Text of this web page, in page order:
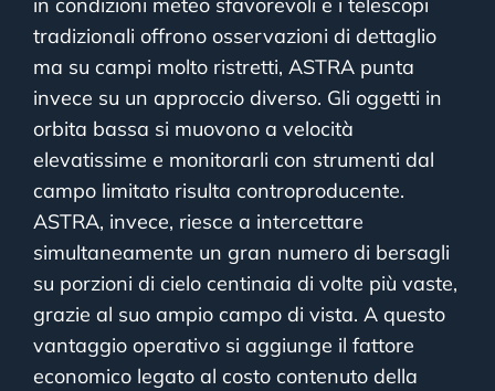
in condizioni meteo sfavorevoli e i telescopi
tradizionali offrono osservazioni di dettaglio
ma su campi molto ristretti, ASTRA punta
invece su un approccio diverso. Gli oggetti in
orbita bassa si muovono a velocità
elevatissime e monitorarli con strumenti dal
campo limitato risulta controproducente.
ASTRA, invece, riesce a intercettare
simultaneamente un gran numero di bersagli
su porzioni di cielo centinaia di volte più vaste,
grazie al suo ampio campo di vista. A questo
vantaggio operativo si aggiunge il fattore
economico legato al costo contenuto della